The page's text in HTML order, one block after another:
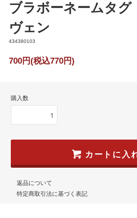
ブラボーネームタ
ヴェン
434380103
700円(税込770円)
購入数
カートに入
返品について
特定商取引法に基づく表記